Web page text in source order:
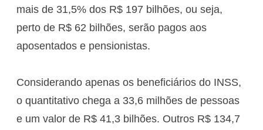
mais de 31,5% dos R$ 197 bilhões, ou seja,
perto de R$ 62 bilhões, serão pagos aos
aposentados e pensionistas.
Considerando apenas os beneficiários do INSS,
o quantitativo chega a 33,6 milhões de pessoas
e um valor de R$ 41,3 bilhões. Outros R$ 134,7